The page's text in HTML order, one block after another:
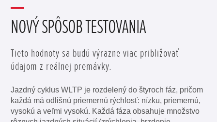
NOVÝ SPÔSOB TESTOVANIA
Tieto hodnoty sa budú výrazne viac približovať
údajom z reálnej premávky.
Jazdný cyklus WLTP je rozdelený do štyroch fáz, pričom
každá má odlišnú priemernú rýchlosť: nízku, priemernú,
vysokú a veľmi vysokú. Každá fáza obsahuje množstvo